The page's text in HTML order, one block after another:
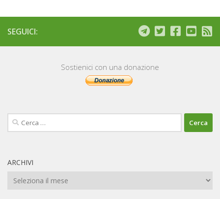
SEGUICI:
Sostienici con una donazione
Ricerca
per:
ARCHIVI
Archivi